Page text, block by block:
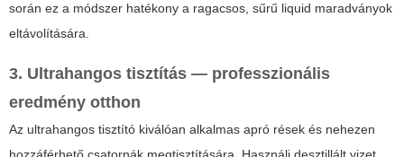
során ez a módszer hatékony a ragacsos, sűrű liquid maradványok
eltávolítására.
3. Ultrahangos tisztítás — professzionális
eredmény otthon
Az ultrahangos tisztító kiválóan alkalmas apró rések és nehezen